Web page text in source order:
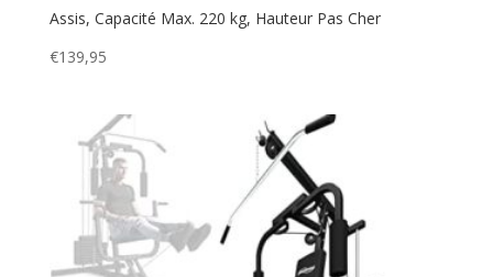
Assis, Capacité Max. 220 kg, Hauteur Pas Cher
€139,95